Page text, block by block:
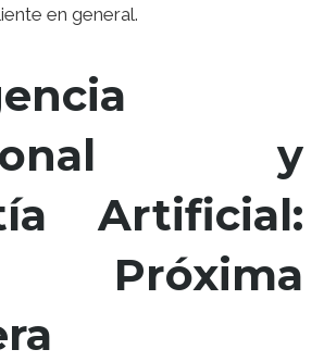
en general.
y
Artificial: